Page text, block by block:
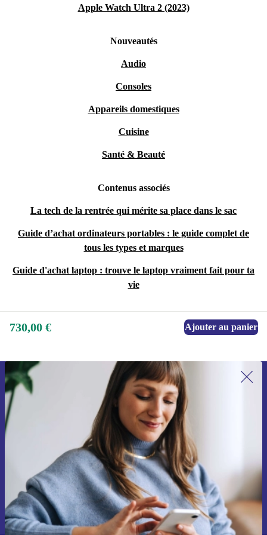
Apple Watch Ultra 2 (2023)
Nouveautés
Audio
Consoles
Appareils domestiques
Cuisine
Santé & Beauté
Contenus associés
La tech de la rentrée qui mérite sa place dans le sac
Guide d’achat ordinateurs portables : le guide complet de
tous les types et marques
Guide d'achat laptop : trouve le laptop vraiment fait pour ta
vie
730,00 € Ajouter au panier
Recevoir offres et infos de refurbed
par mail
Ne manquez plus aucune offre.
S'inscrire
Retrouvez les informations sur l'utilisation des données personnelles
dans notre
politique de confidentialité.